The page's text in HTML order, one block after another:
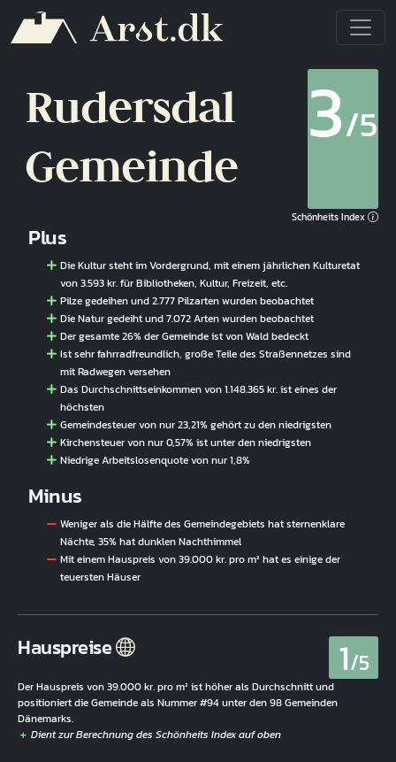
Rudersdal
Gemeinde
3/5
Schönheits Index
Plus
Die Kultur steht im Vordergrund, mit einem jährlichen Kulturetat
von 3.593 kr. für Bibliotheken, Kultur, Freizeit, etc.
Pilze gedeihen und 2.777 Pilzarten wurden beobachtet
Die Natur gedeiht und 7.072 Arten wurden beobachtet
Der gesamte 26% der Gemeinde ist von Wald bedeckt
Ist sehr fahrradfreundlich, große Teile des Straßennetzes sind
mit Radwegen versehen
Das Durchschnittseinkommen von 1.148.365 kr. ist eines der
höchsten
Gemeindesteuer von nur 23,21% gehört zu den niedrigsten
Kirchensteuer von nur 0,57% ist unter den niedrigsten
Niedrige Arbeitslosenquote von nur 1,8%
Minus
Weniger als die Hälfte des Gemeindegebiets hat sternenklare
Nächte, 35% hat dunklen Nachthimmel
Mit einem Hauspreis von 39.000 kr. pro m² hat es einige der
teuersten Häuser
Hauspreise 1/5
Der Hauspreis von 39.000 kr. pro m² ist höher als Durchschnitt und
positioniert die Gemeinde als Nummer #94 unter den 98 Gemeinden
Dänemarks.